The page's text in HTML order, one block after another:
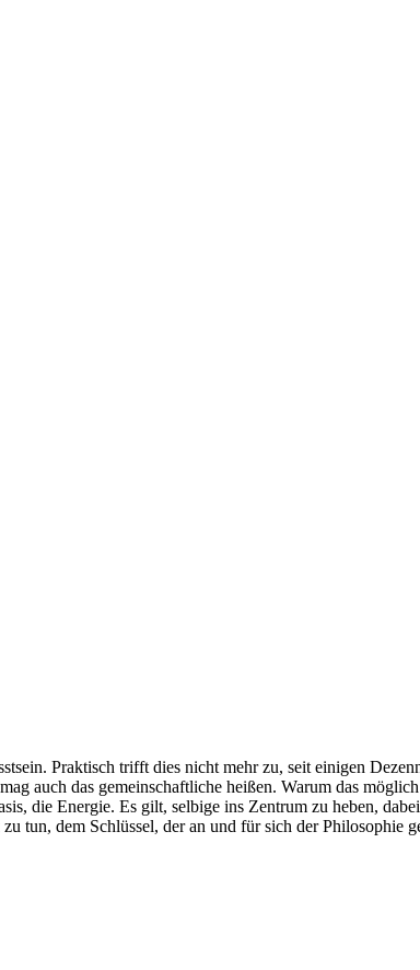
Praktisch trifft dies nicht mehr zu, seit einigen
auch das gemeinschaftliche heißen. Warum das
die Energie. Es gilt, selbige ins Zentrum zu heben,
tun, dem Schlüssel, der an und für sich der Philosophie